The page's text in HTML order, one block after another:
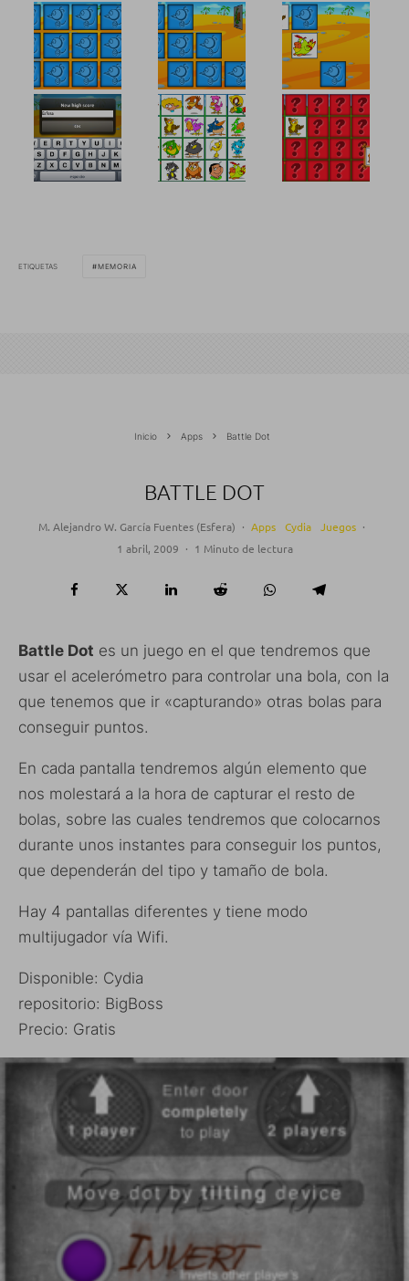
ETIQUETAS MEMORIA
Inicio Apps Battle Dot
BATTLE DOT
M. Alejandro W. García Fuentes (Esfera) · Apps Cydia Juegos ·
1 abril, 2009 · 1 Minuto de lectura
Battle Dot es un juego en el que tendremos que
usar el acelerómetro para controlar una bola, con la
que tenemos que ir «capturando» otras bolas para
conseguir puntos.
En cada pantalla tendremos algún elemento que
nos molestará a la hora de capturar el resto de
bolas, sobre las cuales tendremos que colocarnos
durante unos instantes para conseguir los puntos,
que dependerán del tipo y tamaño de bola.
Hay 4 pantallas diferentes y tiene modo
multijugador vía Wifi.
Disponible: Cydia
repositorio: BigBoss
Precio: Gratis